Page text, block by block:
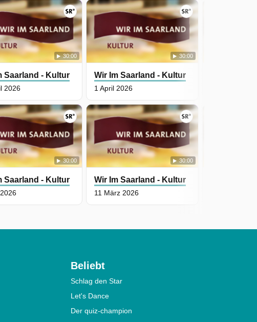
30:00
Saarland - Kultur
2026
30:00
Saarland - Kultur
30:00
Wir Im Saarland - Kultur
1 April 2026
30:00
Wir Im Saarland - Kultur
11 März 2026
Beliebt
Schlag den Star
Let's Dance
Der quiz-champion